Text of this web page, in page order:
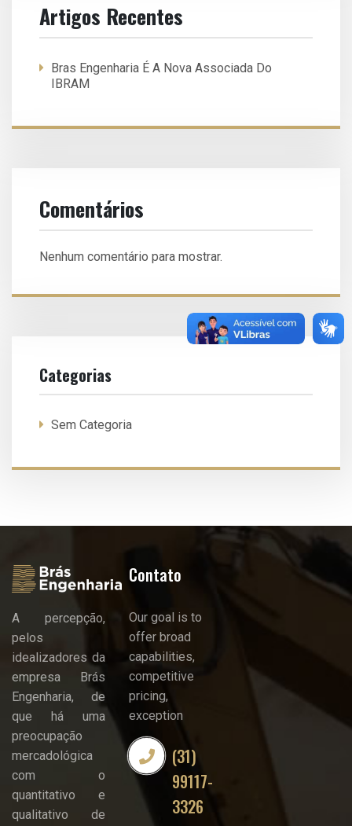
Artigos Recentes
Bras Engenharia É A Nova Associada Do
IBRAM
Comentários
Nenhum comentário para mostrar.
Categorias
Sem Categoria
A percepção,
pelos
idealizadores da
empresa Brás
Engenharia, de
que há uma
preocupação
mercadológica
com o
quantitativo e
qualitativo de
Contato
Our goal is to
offer broad
capabilities,
competitive
pricing,
exception
(31)
99117-
3326